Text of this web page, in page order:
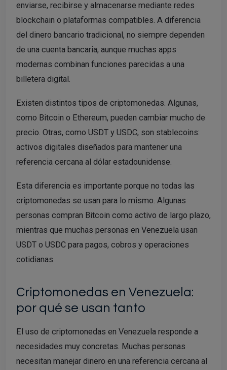
enviarse, recibirse y almacenarse mediante redes
blockchain o plataformas compatibles. A diferencia
del dinero bancario tradicional, no siempre dependen
de una cuenta bancaria, aunque muchas apps
modernas combinan funciones parecidas a una
billetera digital.
Existen distintos tipos de criptomonedas. Algunas,
como Bitcoin o Ethereum, pueden cambiar mucho de
precio. Otras, como USDT y USDC, son stablecoins:
activos digitales diseñados para mantener una
referencia cercana al dólar estadounidense.
Esta diferencia es importante porque no todas las
criptomonedas se usan para lo mismo. Algunas
personas compran Bitcoin como activo de largo plazo,
mientras que muchas personas en Venezuela usan
USDT o USDC para pagos, cobros y operaciones
cotidianas.
Criptomonedas en Venezuela:
por qué se usan tanto
El uso de criptomonedas en Venezuela responde a
necesidades muy concretas. Muchas personas
necesitan manejar dinero en una referencia cercana al